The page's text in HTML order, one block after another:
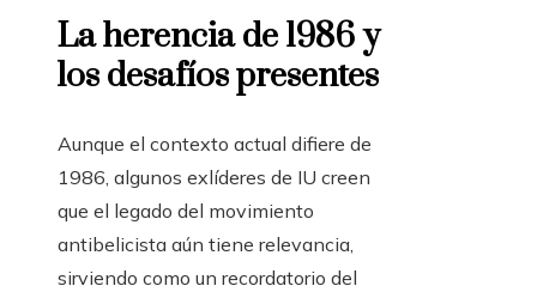
La herencia de 1986 y
los desafíos presentes
Aunque el contexto actual difiere de
1986, algunos exlíderes de IU creen
que el legado del movimiento
antibelicista aún tiene relevancia,
sirviendo como un recordatorio del